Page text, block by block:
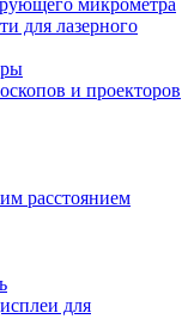
микрометра
для лазерного
и проекторов
расстоянием
для